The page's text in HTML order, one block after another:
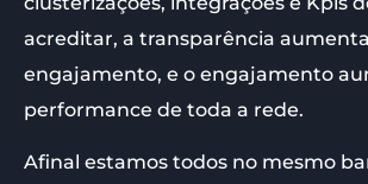
acreditar, a transparência
engajamento, e o engajamento
performance de toda a rede.
Afinal estamos todos no mesmo